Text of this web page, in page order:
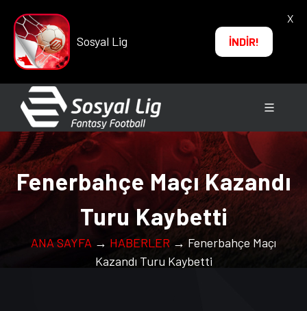
Sosyal Lig İNDİR!
X
Fenerbahçe Maçı Kazandı
Turu Kaybetti
ANA SAYFA → HABERLER → Fenerbahçe Maçı
Kazandı Turu Kaybetti